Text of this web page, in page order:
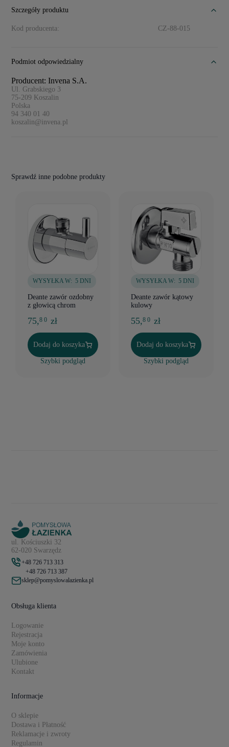
Szczegóły produktu
Kod producenta: CZ-88-015
Podmiot odpowiedzialny
Producent: Invena S.A.
Ul. Grabskiego 3
75-209 Koszalin
Polska
94 340 01 40
koszalin@invena.pl
Sprawdź inne podobne produkty
WYSYŁKA W: 5 DNI
Deante zawór ozdobny
z głowicą chrom
75,8 0 zł
Dodaj do koszyka
Szybki podgląd
WYSYŁKA W: 5 DNI
Deante zawór kątowy
kulowy
55,8 0 zł
Dodaj do koszyka
Szybki podgląd
ul. Kościuszki 32
62-020 Swarzędz
+48 726 713 313
+48 726 713 387
sklep@pomyslowalazienka.pl
Obsługa klienta
Logowanie
Rejestracja
Moje konto
Zamówienia
Ulubione
Kontakt
Informacje
O sklepie
Dostawa i Płatność
Reklamacje i zwroty
Regulamin